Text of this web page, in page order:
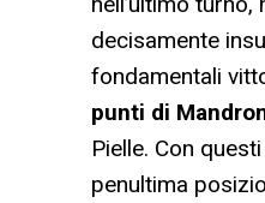
decisamente
fondamentali
punti di
Pielle. Con
penultima